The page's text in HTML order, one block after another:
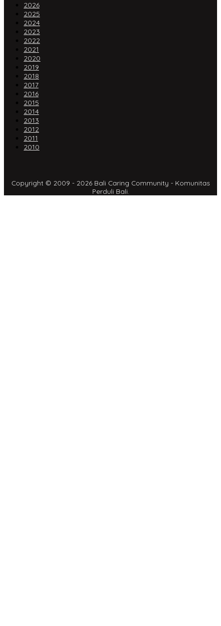
2026
2025
2024
2023
2022
2021
2020
2019
2018
2017
2016
2015
2014
2013
2012
2011
2010
Copyright © 2009 - 2026 Bali Caring Community - Komunitas
Perduli Bali.